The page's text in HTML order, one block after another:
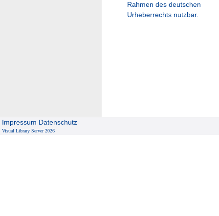
Rahmen des deutschen
Urheberrechts nutzbar.
Impressum Datenschutz
Visual Library Server 2026